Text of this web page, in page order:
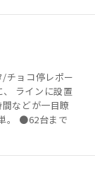
チョコ停レポー
ラインに設置
などが一目瞭
。 ●62台まで